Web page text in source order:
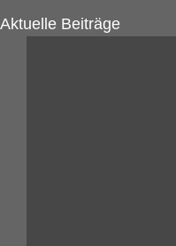
Aktuelle Beiträge